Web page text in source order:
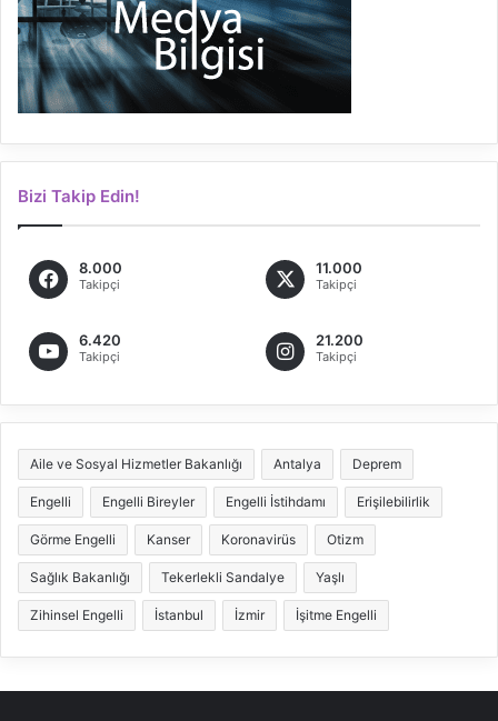
Bizi Takip Edin!
8.000
Takipçi
11.000
Takipçi
6.420
Takipçi
21.200
Takipçi
Aile ve Sosyal Hizmetler Bakanlığı Antalya Deprem
Engelli Engelli Bireyler Engelli İstihdamı Erişilebilirlik
Görme Engelli Kanser Koronavirüs Otizm
Sağlık Bakanlığı Tekerlekli Sandalye Yaşlı
Zihinsel Engelli İstanbul İzmir İşitme Engelli